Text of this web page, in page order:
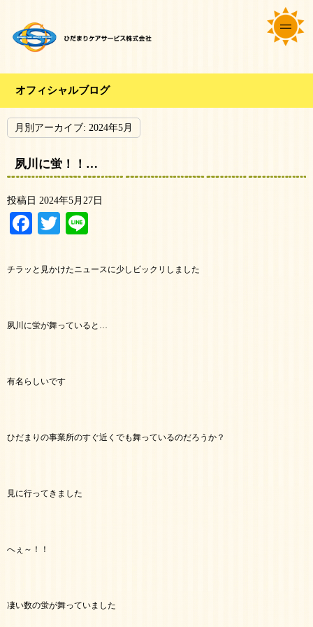
オフィシャルブログ
月別アーカイブ: 2024年5月
夙川に蛍！！…
投稿日 2024年5月27日
Facebook
Twitter
チラッと見かけたニュースに少しビックリしました
夙川に蛍が舞っていると…
有名らしいです
ひだまりの事業所のすぐ近くでも舞っているのだろうか？
見に行ってきました
へぇ～！！
凄い数の蛍が舞っていました